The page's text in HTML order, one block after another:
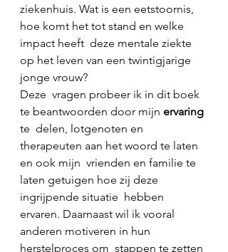
ziekenhuis. Wat is een eetstoornis,
hoe komt het tot stand en welke
impact heeft  deze mentale ziekte
op het leven van een twintigjarige
jonge vrouw?
Deze  vragen probeer ik in dit boek
te beantwoorden door mijn ervaring
te  delen, lotgenoten en
therapeuten aan het woord te laten
en ook mijn  vrienden en familie te
laten getuigen hoe zij deze
ingrijpende situatie  hebben
ervaren. Daarnaast wil ik vooral
anderen motiveren in hun
herstelproces om  stappen te zetten